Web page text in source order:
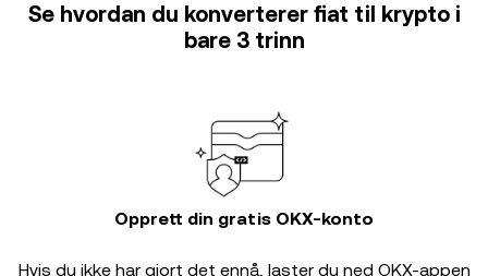
Se hvordan du konverterer fiat til krypto i
bare 3 trinn
Opprett din gratis OKX-konto
Hvis du ikke har gjort det ennå, laster du ned OKX-appen